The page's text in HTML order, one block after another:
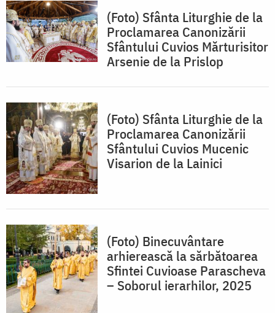
(Foto) Sfânta Liturghie de la
Proclamarea Canonizării
Sfântului Cuvios Mărturisitor
Arsenie de la Prislop
(Foto) Sfânta Liturghie de la
Proclamarea Canonizării
Sfântului Cuvios Mucenic
Visarion de la Lainici
(Foto) Binecuvântare
arhierească la sărbătoarea
Sfintei Cuvioase Parascheva
– Soborul ierarhilor, 2025